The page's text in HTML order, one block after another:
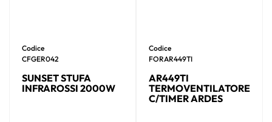
Codice
CFGER042
SUNSET STUFA
INFRAROSSI 2000W
Codice
FORAR449TI
AR449TI
TERMOVENTILATORE
C/TIMER ARDES